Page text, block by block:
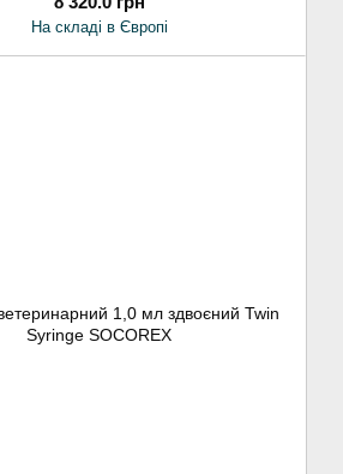
На складі в Європі